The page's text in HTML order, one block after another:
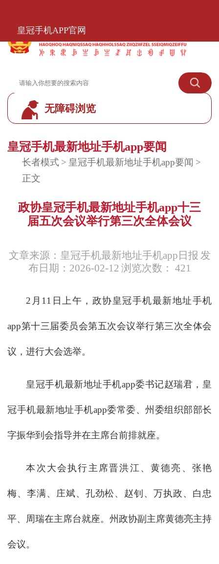
皇冠手机APP官网
无障碍浏览
皇冠手机最新地址手机app要闻
长者模式 > 皇冠手机最新地址手机app要闻 >
正文
政协皇冠手机最新地址手机app十三
届五次会议举行第三次全体会议
文章来源：皇冠手机最新地址手机app日报 发
布日期：2026-02-12 浏览次数： 421
2月11日上午，政协皇冠手机最新地址手机
app第十三届委员会第五次会议举行第三次全体会
议，进行大会选举。
皇冠手机最新地址手机app委书记赵瑞君，皇
冠手机最新地址手机app委常委、州委组织部部长
字振华到会指导并在主席台前排就座。
本次大会执行主席晋洪江、黄德亮、张艳
梅、李满、庄斌、孔劲松、赵钊、万执政、白忠
平、周瑞在主席台就座。州政协副主席黄德亮主持
会议。